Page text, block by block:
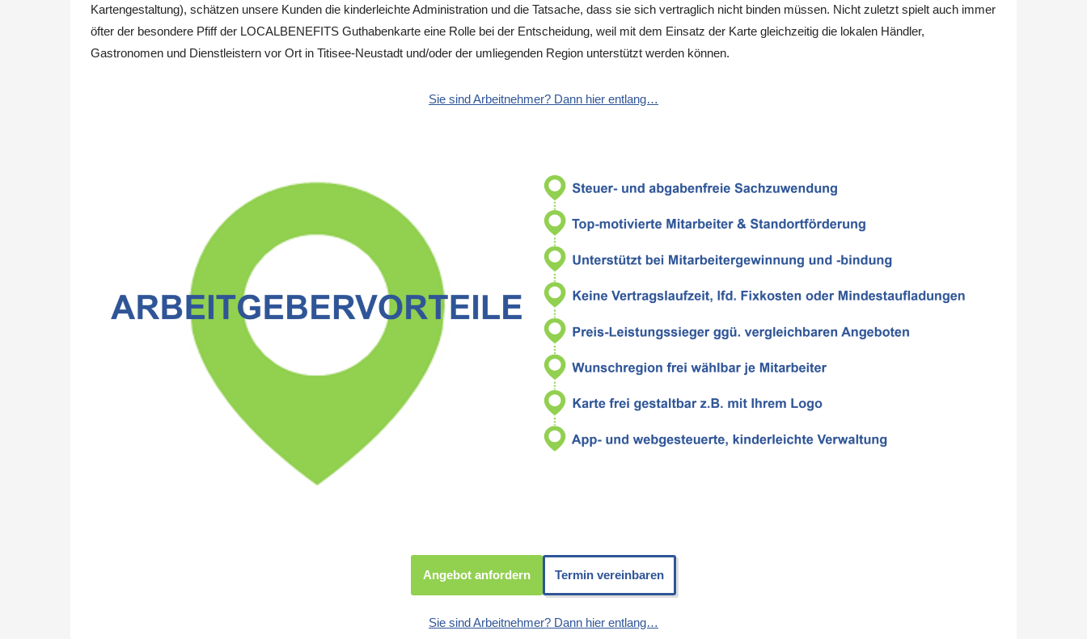
Kartengestaltung), schätzen unsere Kunden die kinderleichte Administration und die Tatsache, dass sie sich vertraglich nicht binden müssen. Nicht zuletzt spielt auch immer
öfter der besondere Pfiff der LOCALBENEFITS Guthabenkarte eine Rolle bei der Entscheidung, weil mit dem Einsatz der Karte gleichzeitig die lokalen Händler,
Gastronomen und Dienstleistern vor Ort in Titisee-Neustadt und/oder der umliegenden Region unterstützt werden können.
Sie sind Arbeitnehmer? Dann hier entlang…
Angebot anfordern Termin vereinbaren
Sie sind Arbeitnehmer? Dann hier entlang…